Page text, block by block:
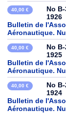
40,00 €
No
1926
Bulletin de
Aéronautique.
40,00 €
No
1925
Bulletin de
Aéronautique.
40,00 €
No
1924
Bulletin de
Aéronautique.